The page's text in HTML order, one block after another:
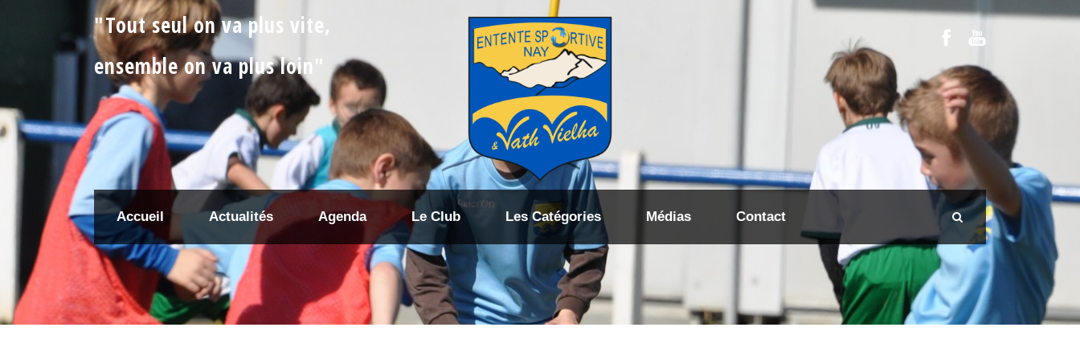
"Tout seul on va plus vite,
ensemble on va plus loin"
Accueil Actualités Agenda Le Club Les Catégories Médias Contact